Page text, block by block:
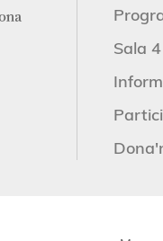
Sala 4